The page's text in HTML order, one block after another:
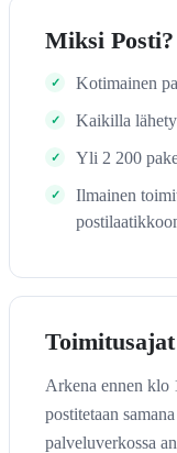
Miksi Posti?
Kotimainen
Kaikilla
Yli 2 200
Ilmainen
Toimitusajat
Arkena ennen klo
postitetaan
palveluverkossa